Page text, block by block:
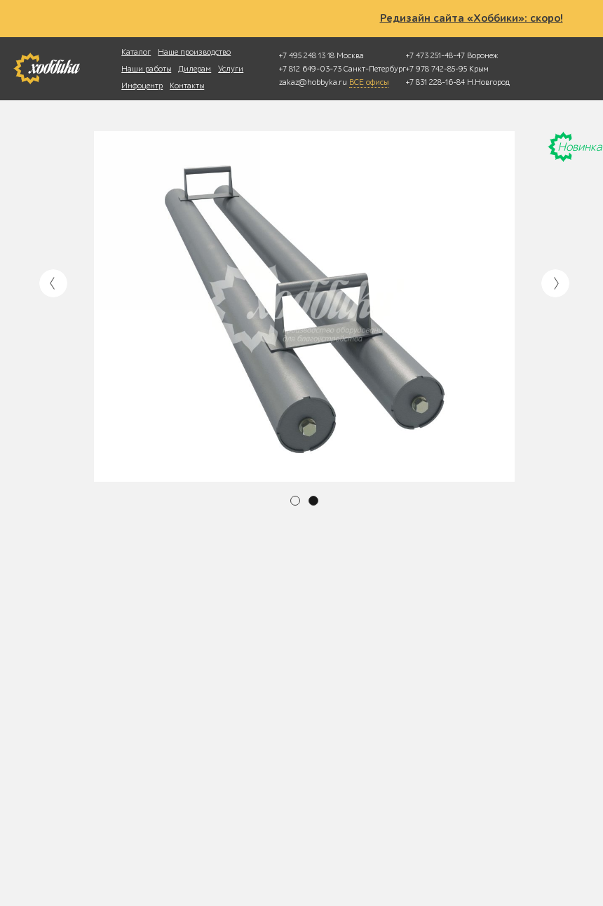
Редизайн сайта «Хоббики»: скоро!
Каталог
Наше производство
Наши работы
Дилерам
Услуги
Инфоцентр
Контакты
+7 495 248 13 18 Москва
+7 812 649-03-73 Санкт-Петербург
zakaz@hobbyka.ru ВСЕ офисы
+7 473 251-48-47 Воронеж
+7 978 742-85-95 Крым
+7 831 228-16-84 Н.Новгород
Фотопоиск
Новинка